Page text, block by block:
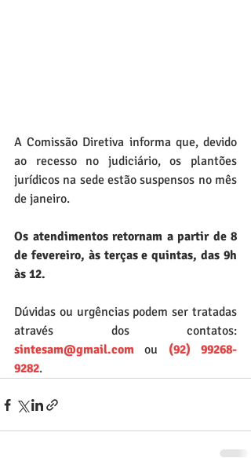
A Comissão Diretiva informa que, devido
ao recesso no judiciário, os plantões
jurídicos na sede estão suspensos no mês
de janeiro.
Os atendimentos retornam a partir de 8
de fevereiro, às terças e quintas, das 9h
às 12.
Dúvidas ou urgências podem ser tratadas
sintesam@gmail.com ou (92) 99268-
9282.